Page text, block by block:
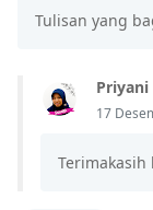
Tulisan yang
17
Terimakasih